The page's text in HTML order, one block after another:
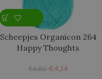
Scheepjes Organicon 264
Happy Thoughts
€4,60 €4,14